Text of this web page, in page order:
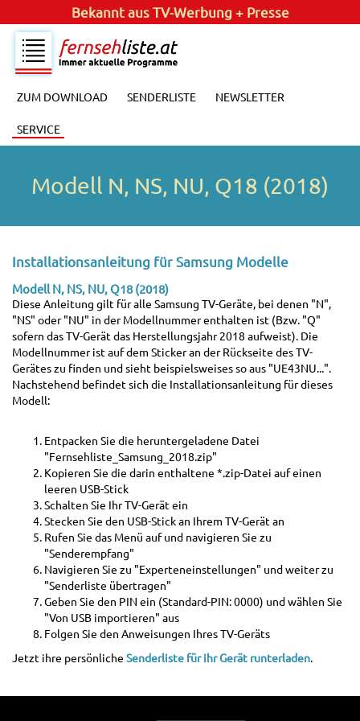
Bekannt ausTV-Werbung + Presse
ZUM DOWNLOAD SENDERLISTE NEWSLETTER
SERVICE
Modell N, NS, NU, Q18 (2018)
Installationsanleitung für Samsung Modelle
Modell N, NS, NU, Q18 (2018)
Diese Anleitung gilt für alle Samsung TV-Geräte, bei denen "N",
"NS" oder "NU" in der Modellnummer enthalten ist (Bzw. "Q"
sofern das TV-Gerät das Herstellungsjahr 2018 aufweist). Die
Modellnummer ist auf dem Sticker an der Rückseite des TV-
Gerätes zu finden und sieht beispielsweises so aus "UE43NU...".
Nachstehend befindet sich die Installationsanleitung für dieses
Modell:
Entpacken Sie die heruntergeladene Datei
"Fernsehliste_Samsung_2018.zip"
Kopieren Sie die darin enthaltene *.zip-Datei auf einen
leeren USB-Stick
Schalten Sie Ihr TV-Gerät ein
Stecken Sie den USB-Stick an Ihrem TV-Gerät an
Rufen Sie das Menü auf und navigieren Sie zu
"Senderempfang"
Navigieren Sie zu "Experteneinstellungen" und weiter zu
"Senderliste übertragen"
Geben Sie den PIN ein (Standard-PIN: 0000) und wählen Sie
"Von USB importieren" aus
Folgen Sie den Anweisungen Ihres TV-Geräts
Jetzt ihre persönliche Senderliste für ihr Gerät runterladen.